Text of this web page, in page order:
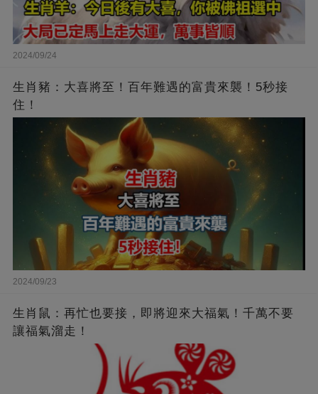
2024/09/24
生肖豬：大喜將至！百年難遇的富貴來襲！5秒接
住！
2024/09/23
生肖鼠：再忙也要接，即將迎來大福氣！千萬不要
讓福氣溜走！